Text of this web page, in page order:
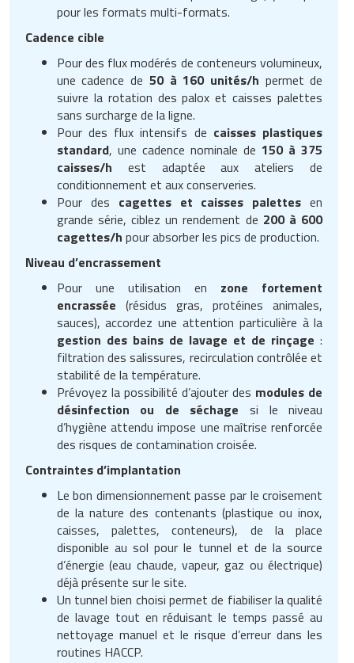
pour les formats multi-formats.
Cadence cible
Pour des flux modérés de conteneurs volumineux,
une cadence de 50 à 160 unités/h permet de
suivre la rotation des palox et caisses palettes
sans surcharge de la ligne.
Pour des flux intensifs de caisses plastiques
standard, une cadence nominale de 150 à 375
caisses/h est adaptée aux ateliers de
conditionnement et aux conserveries.
Pour des cagettes et caisses palettes en
grande série, ciblez un rendement de 200 à 600
cagettes/h pour absorber les pics de production.
Niveau d’encrassement
Pour une utilisation en zone fortement
encrassée (résidus gras, protéines animales,
sauces), accordez une attention particulière à la
gestion des bains de lavage et de rinçage :
filtration des salissures, recirculation contrôlée et
stabilité de la température.
Prévoyez la possibilité d’ajouter des modules de
désinfection ou de séchage si le niveau
d’hygiène attendu impose une maîtrise renforcée
des risques de contamination croisée.
Contraintes d’implantation
Le bon dimensionnement passe par le croisement
de la nature des contenants (plastique ou inox,
caisses, palettes, conteneurs), de la place
disponible au sol pour le tunnel et de la source
d’énergie (eau chaude, vapeur, gaz ou électrique)
déjà présente sur le site.
Un tunnel bien choisi permet de fiabiliser la qualité
de lavage tout en réduisant le temps passé au
nettoyage manuel et le risque d’erreur dans les
routines HACCP.